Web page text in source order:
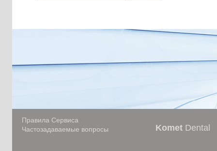
Правила Сервиса
Частозадаваемые вопросы
Komet Dental